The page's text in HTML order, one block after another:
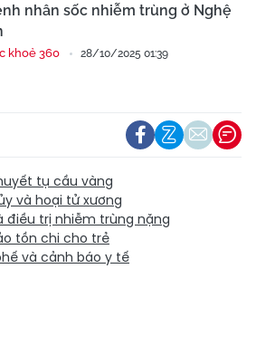
nhân sốc nhiễm trùng ở Nghệ
khoẻ 360 28/10/2025 01:39
tụ cầu vàng
và hoại tử xương
điều trị nhiễm trùng nặng
tồn chi cho trẻ
và cảnh báo y tế